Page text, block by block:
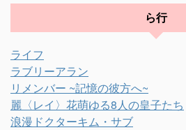
ら行
ライフ
ラブリーアラン
リメンバー ~記憶の彼方へ~
麗〈レイ〉花萌ゆる8人の皇子たち
浪漫ドクターキム・サブ